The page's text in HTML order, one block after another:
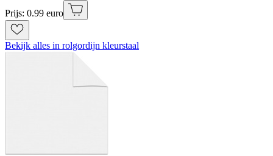
Prijs: 0.99 euro
Bekijk alles in rolgordijn kleurstaal